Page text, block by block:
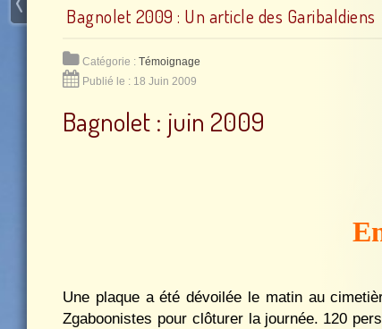
Bagnolet 2009 : Un article des Garibaldiens
Catégorie : Témoignage
Publié le : 18 Juin 2009
Bagnolet : juin 2009
Une plaque a été dévoilée le matin au
Zgaboonistes pour clôturer la journée. 120